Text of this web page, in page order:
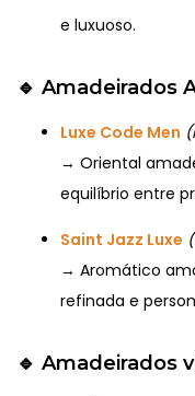
e luxuoso.
🔹 Amadeirados
Luxe Code Men
→ Oriental
equilíbrio entre
Saint Jazz Luxe
→ Aromático
refinada e
🔹 Amadeirados